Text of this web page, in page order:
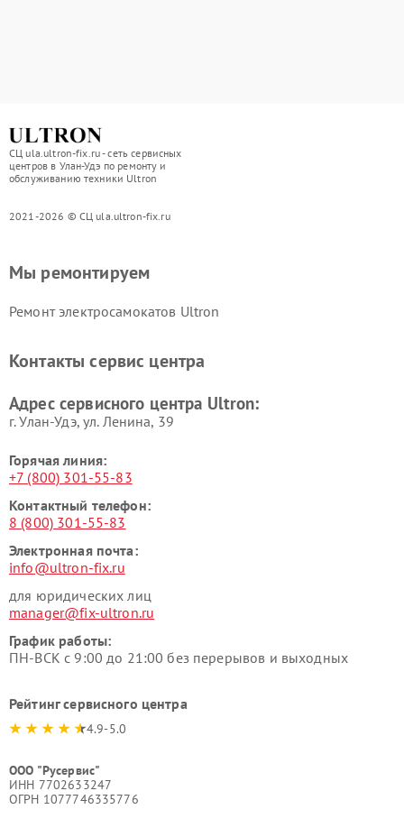
СЦ ula.ultron-fix.ru - сеть сервисных
центров в Улан-Удэ по ремонту и
обслуживанию техники Ultron
2021-2026 © СЦ ula.ultron-fix.ru
Мы ремонтируем
Ремонт электросамокатов Ultron
Контакты сервис центра
Адрес сервисного центра Ultron:
г. Улан-Удэ, ул. Ленина, 39
Горячая линия:
+7 (800) 301-55-83
Контактный телефон:
8 (800) 301-55-83
Электронная почта:
info@ultron-fix.ru
для юридических лиц
manager@fix-ultron.ru
График работы:
ПН-ВСК с 9:00 до 21:00 без перерывов и выходных
Рейтинг сервисного центра
4.9-5.0
ООО "Русервис"
ИНН 7702633247
ОГРН 1077746335776